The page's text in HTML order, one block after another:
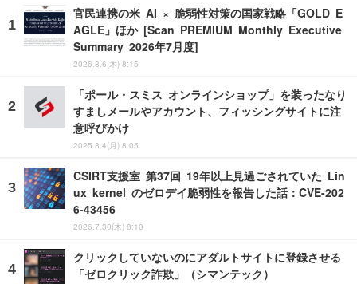
官民連携の米 AI × 脆弱性対策の国家戦略「GOLD E
AGLE」ほか [Scan PREMIUM Monthly Executive
Summary 2026年7月度]
2026.8.6(木) 8:15
「ポール・スミス オンラインショップ」を装ったなり
すましメールやアカウント、フィッシングサイトに注
意呼びかけ
2025.8.4(月) 8:05
CSIRT支援室 第37回 19年以上見過ごされていた Lin
ux kernel のゼロデイ脆弱性を報告した話：CVE-202
6-43456
2026.7.30(木) 8:10
クリックしていないのにアダルトサイトに登録させる
「ゼロクリック詐欺」（シマンテック）